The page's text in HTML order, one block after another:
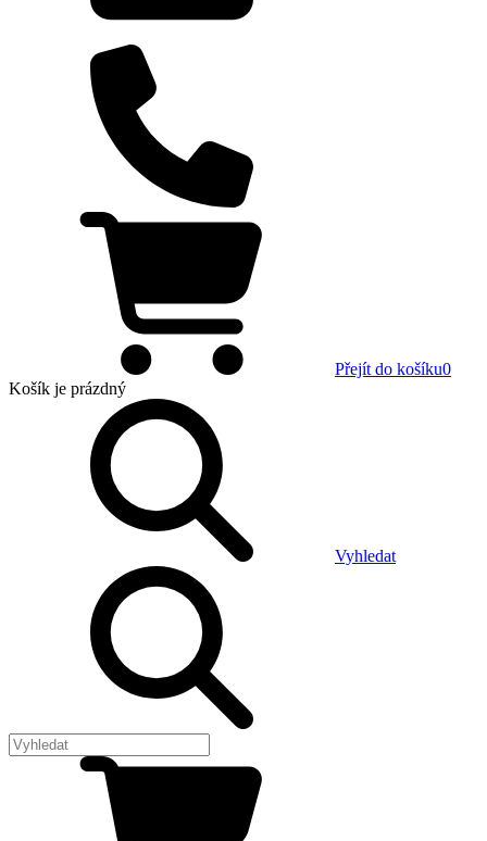
Přejít do košíku0
Košík je prázdný
Vyhledat